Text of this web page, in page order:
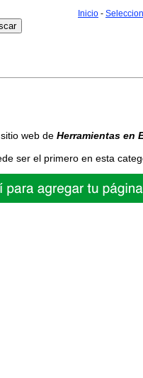
Inicio -
web de Herramientas en
ser el primero en esta